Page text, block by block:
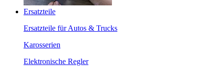
Ersatzteile
Ersatzteile für Autos & Trucks
Karosserien
Elektronische Regler